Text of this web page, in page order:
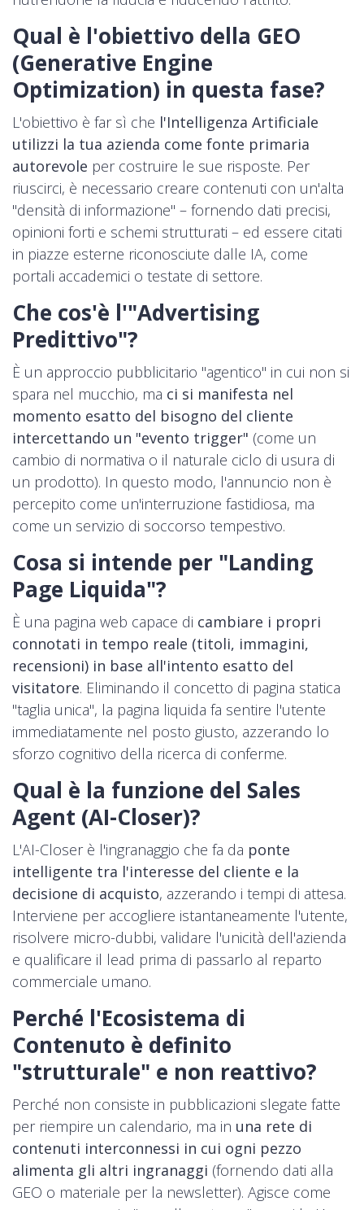
Qual è l'obiettivo della GEO
(Generative Engine
Optimization) in questa fase?
L'obiettivo è far sì che l'Intelligenza Artificiale
utilizzi la tua azienda come fonte primaria
autorevole per costruire le sue risposte. Per
riuscirci, è necessario creare contenuti con un'alta
"densità di informazione" – fornendo dati precisi,
opinioni forti e schemi strutturati – ed essere citati
in piazze esterne riconosciute dalle IA, come
portali accademici o testate di settore.
Che cos'è l'"Advertising
Predittivo"?
È un approccio pubblicitario "agentico" in cui non si
spara nel mucchio, ma ci si manifesta nel
momento esatto del bisogno del cliente
intercettando un "evento trigger" (come un
cambio di normativa o il naturale ciclo di usura di
un prodotto). In questo modo, l'annuncio non è
percepito come un'interruzione fastidiosa, ma
come un servizio di soccorso tempestivo.
Cosa si intende per "Landing
Page Liquida"?
È una pagina web capace di cambiare i propri
connotati in tempo reale (titoli, immagini,
recensioni) in base all'intento esatto del
visitatore. Eliminando il concetto di pagina statica
"taglia unica", la pagina liquida fa sentire l'utente
immediatamente nel posto giusto, azzerando lo
sforzo cognitivo della ricerca di conferme.
Qual è la funzione del Sales
Agent (AI-Closer)?
L'AI-Closer è l'ingranaggio che fa da ponte
intelligente tra l'interesse del cliente e la
decisione di acquisto, azzerando i tempi di attesa.
Interviene per accogliere istantaneamente l'utente,
risolvere micro-dubbi, validare l'unicità dell'azienda
e qualificare il lead prima di passarlo al reparto
commerciale umano.
Perché l'Ecosistema di
Contenuto è definito
"strutturale" e non reattivo?
Perché non consiste in pubblicazioni slegate fatte
per riempire un calendario, ma in una rete di
contenuti interconnessi in cui ogni pezzo
alimenta gli altri ingranaggi (fornendo dati alla
GEO o materiale per la newsletter). Agisce come